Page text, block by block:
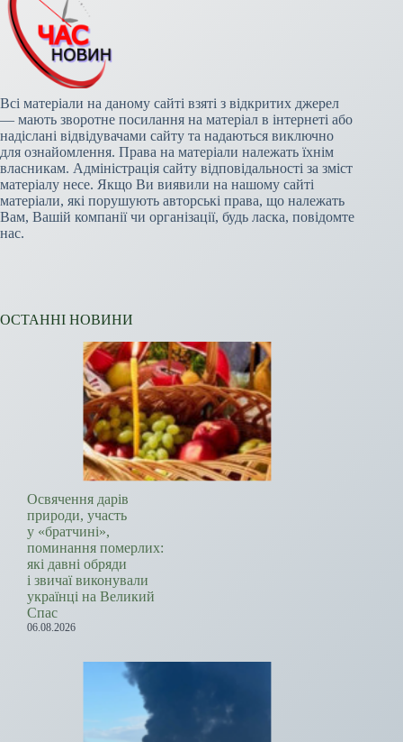
Всі матеріали на даному сайті взяті з відкритих джерел
— мають зворотне посилання на матеріал в інтернеті або
надіслані відвідувачами сайту та надаються виключно
для ознайомлення. Права на матеріали належать їхнім
власникам. Адміністрація сайту відповідальності за зміст
матеріалу несе. Якщо Ви виявили на нашому сайті
матеріали, які порушують авторські права, що належать
Вам, Вашій компанії чи організації, будь ласка, повідомте
нас.
ОСТАННІ НОВИНИ
Освячення дарів
природи, участь
у «братчині»,
поминання померлих:
які давні обряди
і звичаї виконували
українці на Великий
Спас
06.08.2026